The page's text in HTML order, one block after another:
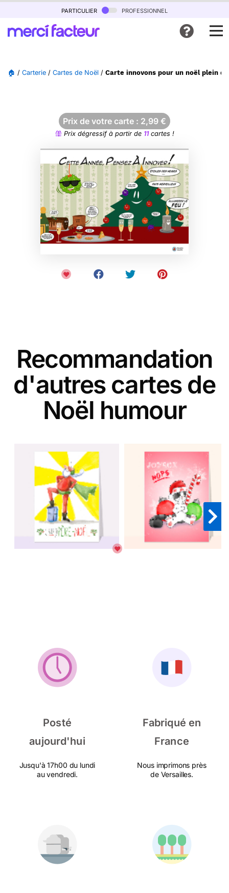
particulier professionnel
🏠 / Carterie / Cartes de Noël / Carte innovons pour un noël plein
Prix de votre carte : 2,99 €
Prix dégressif à partir de 11cartes !
Recommandation
d'autres cartes de
Noël humour
Posté
aujourd'hui
Jusqu'à 17h00 du lundi
au vendredi.
Fabriqué en
France
Nous imprimons près
de Versailles.